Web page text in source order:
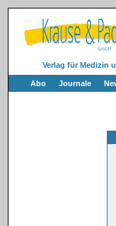
Verlag für Medizin
Abo Journale